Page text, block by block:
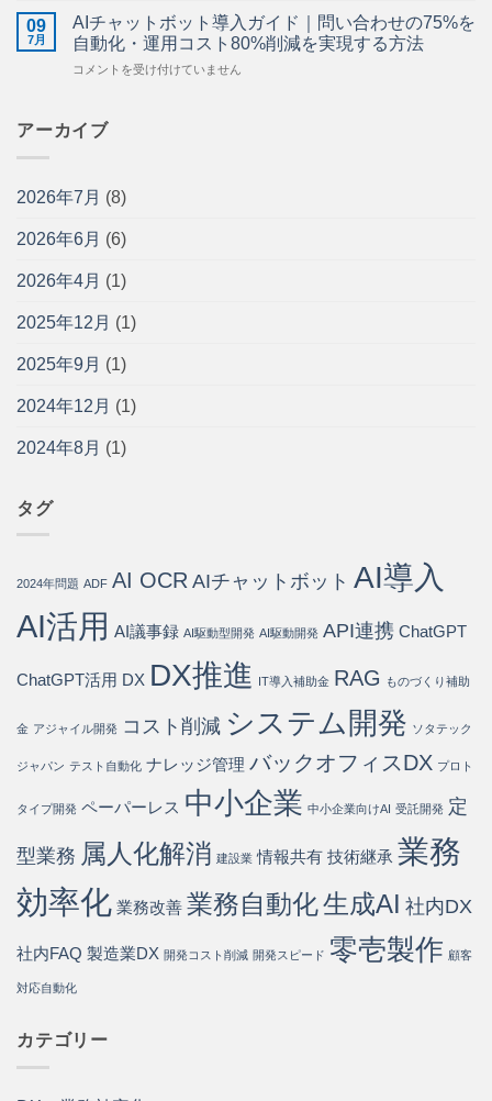
工
管
図
理・
管
効
化
る
法
入
テ
北
の
AI・
DX
支
小
業
現
に
り
添
パ
ト
動
型
開
発
は？
発
の
い・
リ
ッ
導
手
を
底
解
説
は
09
7月
AIチャットボット導入ガイド｜問い合わせの75%を
自動化・運用コスト80%削減を実現する方法
AI
ッ
ト
ト
入
イ
問
合
せ
75%
ス
ト
80%
を
現
る
は
コメントを受け付けていません
アーカイブ
2026年7月 (8)
2026年6月 (6)
2026年4月 (1)
2025年12月 (1)
2025年9月 (1)
2024年12月 (1)
2024年8月 (1)
タグ
2024年問題 ADF AI OCR AIチャットボット AI導入
AI活用 AI議事録 AI駆動型開発 AI駆動開発 API連携 ChatGPT
ChatGPT活用 DX DX推進 IT導入補助金 RAG ものづくり補助
金 アジャイル開発 コスト削減 システム開発 ソタテック
ジャパン テスト自動化 ナレッジ管理 バックオフィスDX プロト
タイプ開発 ペーパーレス 中小企業 中小企業向けAI 受託開発 定
型業務 属人化解消 建設業 情報共有 技術継承 業務
効率化 業務改善 業務自動化生成AI 社内DX
社内FAQ 製造業DX 開発コスト削減 開発スピード 零壱製作 顧客
対応自動化
カテゴリー